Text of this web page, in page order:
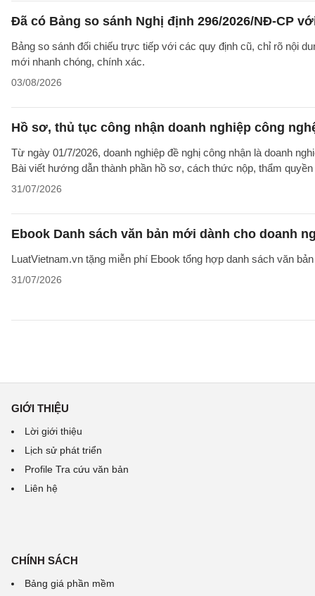
Đã có Bảng so sánh Nghị định 296/2026/NĐ-CP
Bảng so sánh đối chiếu trực tiếp với các quy định cũ, chỉ rõ nội
mới nhanh chóng, chính xác.
03/08/2026
Hồ sơ, thủ tục công nhận doanh nghiệp công
Từ ngày 01/7/2026, doanh nghiệp đề nghị công nhận là doanh
Bài viết hướng dẫn thành phần hồ sơ, cách thức nộp, thẩm
31/07/2026
Ebook Danh sách văn bản mới dành cho doanh
LuatVietnam.vn tặng miễn phí Ebook tổng hợp danh sách văn
31/07/2026
GIỚI THIỆU
Lời giới thiệu
Lịch sử phát triển
Profile Tra cứu văn bản
Liên hệ
CHÍNH SÁCH
Bảng giá phần mềm